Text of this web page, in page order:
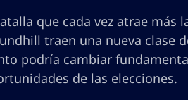
que cada vez atrae más
traen una nueva clase
podría cambiar
de las elecciones.